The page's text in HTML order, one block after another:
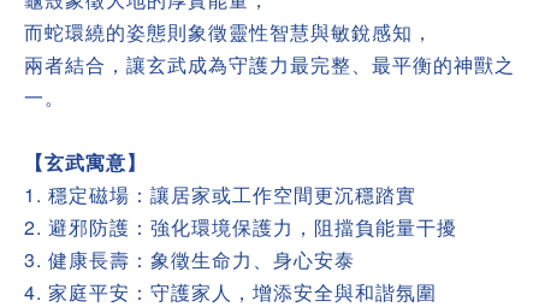
而蛇環繞的姿態則象徵靈性智慧與敏銳感知，
兩者結合，讓玄武成為守護力最完整、最平衡的神獸之
一。
【玄武寓意】
1. 穩定磁場：讓居家或工作空間更沉穩踏實
2. 避邪防護：強化環境保護力，阻擋負能量干擾
3. 健康長壽：象徵生命力、身心安泰
4. 家庭平安：守護家人，增添安全與和諧氛圍